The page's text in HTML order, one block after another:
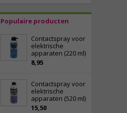
Populaire producten
Contactspray voor
elektrische
apparaten (220 ml)
8,95
Contactspray voor
elektrische
apparaten (520 ml)
15,50